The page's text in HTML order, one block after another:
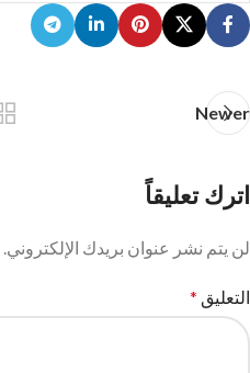
Newer
اترك تعليقاً
لن يتم نشر عنوان بريدك الإلكتروني.
التعليق *